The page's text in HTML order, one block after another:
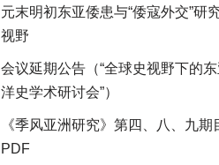
元末明初东亚倭患与“倭寇外交”研
视野
会议延期公告（“全球史视野下的
洋史学术研讨会”）
《季风亚洲研究》第四、八、九期
PDF